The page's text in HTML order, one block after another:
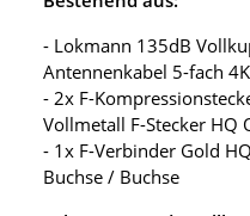
- Lokmann 135dB
Antennenkabel 5-fach
- 2x F-
Vollmetall F-Stecker HQ
- 1x F-Verbinder Gold
Buchse / Buchse